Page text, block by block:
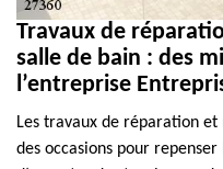
Travaux de
salle de bain : des
l’entreprise
Les travaux de réparation
des occasions pour